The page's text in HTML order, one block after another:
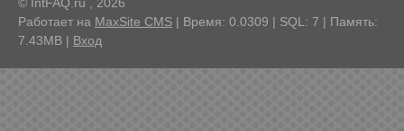
Работает на MaxSite CMS | Время: 0.0309 | SQL: 7 | Память:
7.43MB | Вход